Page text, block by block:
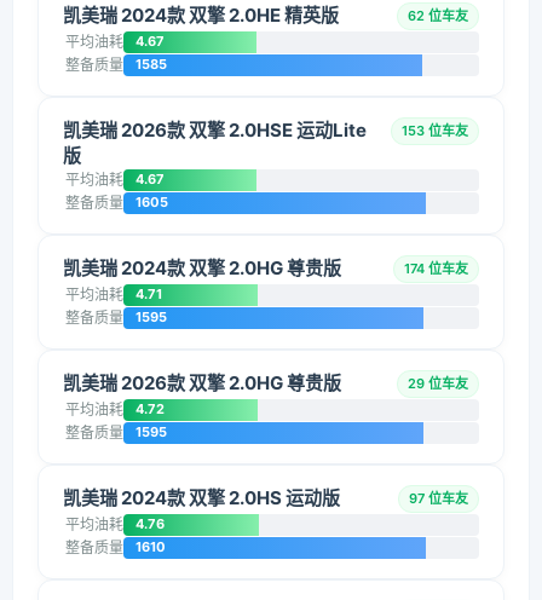
凯美瑞 2024款 双擎 2.0HE 精英版 62 位车友
平均油耗 4.67
整备质量 1585
凯美瑞 2026款 双擎 2.0HSE 运动Lite
版
153 位车友
平均油耗 4.67
整备质量 1605
凯美瑞 2024款 双擎 2.0HG 尊贵版 174 位车友
平均油耗 4.71
整备质量 1595
凯美瑞 2026款 双擎 2.0HG 尊贵版 29 位车友
平均油耗 4.72
整备质量 1595
凯美瑞 2024款 双擎 2.0HS 运动版 97 位车友
平均油耗 4.76
整备质量 1610